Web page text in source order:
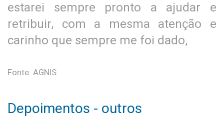
estarei sempre pronto a ajudar e
retribuir, com a mesma atenção e
carinho que sempre me foi dado,
Fonte: AGNIS
Depoimentos - outros